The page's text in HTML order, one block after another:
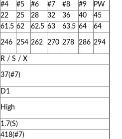
#4 #5 #6 #7 #8 #9
PW
22 25 28 32 36 40
45
61.5 62 62.5 63 63.5 64
64
246 254 262 270 278 286 294
R / S / X
37(#7)
D1
High
1.7(S)
418(#7)